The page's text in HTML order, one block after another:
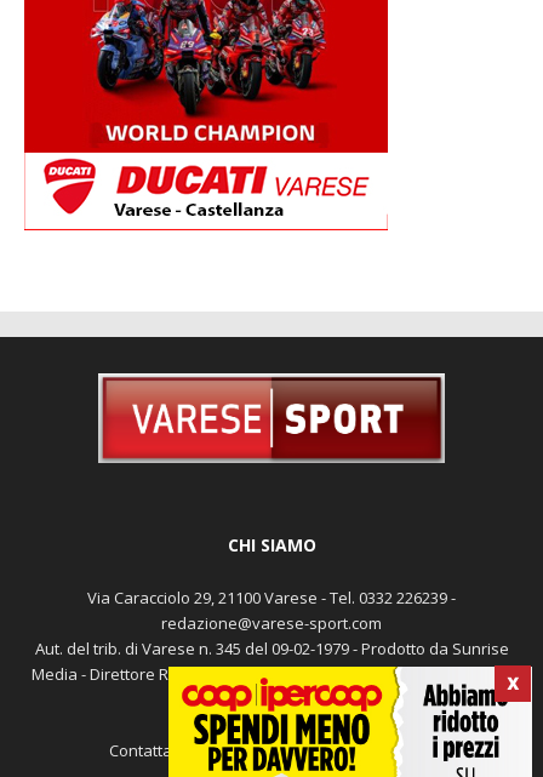
X
CHI SIAMO
Via Caracciolo 29, 21100 Varese - Tel. 0332 226239 -
redazione@varese-sport.com
Aut. del trib. di Varese n. 345 del 09-02-1979 - Prodotto da Sunrise
Media - Direttore Responsabile: Michele Marocco -
Cookie policy
Pubblicità
Contattaci: redazione@varese-sport.com